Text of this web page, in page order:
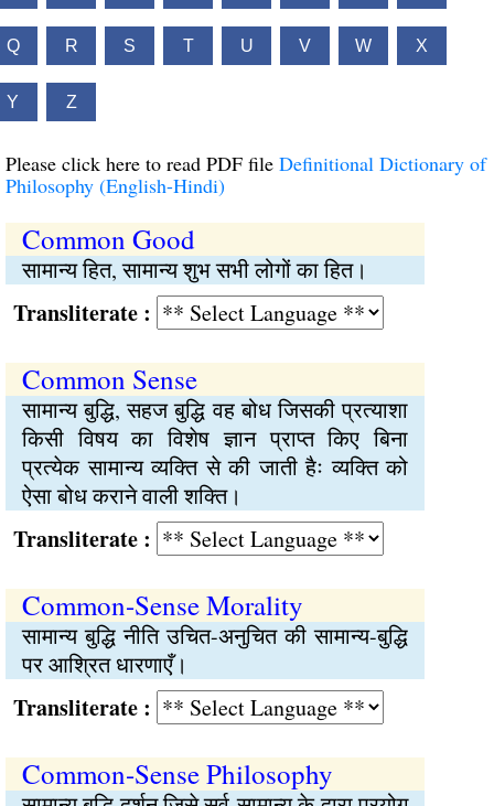
Q R S T U V W X
Y Z
Please click here to read PDF file Definitional Dictionary of
Philosophy (English-Hindi)
Common Good
सामान्य हित, सामान्य शुभ सभी लोगों का हित।
:
Common Sense
सामान्य बुद्धि, सहज बुद्धि वह बोध जिसकी प्रत्याशा
किसी विषय का विशेष ज्ञान प्राप्त किए बिना
प्रत्येक सामान्य व्यक्ति से की जाती हैः व्यक्ति को
ऐसा बोध कराने वाली शक्ति।
:
Common-Sense Morality
सामान्य बुद्धि नीति उचित-अनुचित की सामान्य-बुद्धि
पर आश्रित धारणाएँ।
:
Common-Sense Philosophy